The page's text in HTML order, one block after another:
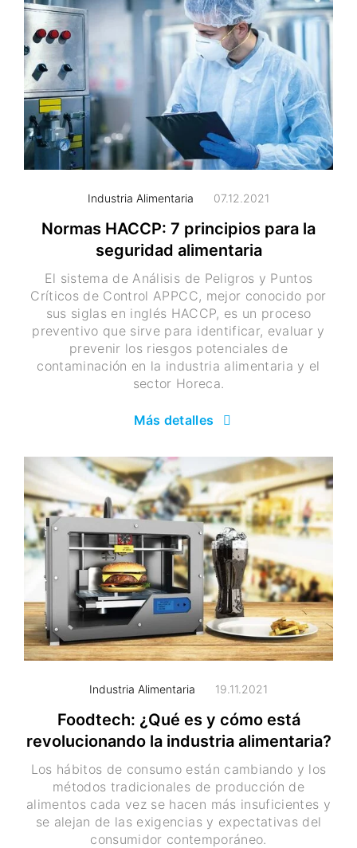
Industria Alimentaria 07.12.2021
Normas HACCP: 7 principios para la
seguridad alimentaria
El sistema de Análisis de Peligros y Puntos
Críticos de Control APPCC, mejor conocido por
sus siglas en inglés HACCP, es un proceso
preventivo que sirve para identificar, evaluar y
prevenir los riesgos potenciales de
contaminación en la industria alimentaria y el
sector Horeca.
Más detalles
Industria Alimentaria 19.11.2021
Foodtech: ¿Qué es y cómo está
revolucionando la industria alimentaria?
Los hábitos de consumo están cambiando y los
métodos tradicionales de producción de
alimentos cada vez se hacen más insuficientes y
se alejan de las exigencias y expectativas del
consumidor contemporáneo.